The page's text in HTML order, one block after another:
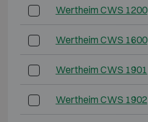
Wertheim CWS 1200
Wertheim CWS 1600
Wertheim CWS 1901
Wertheim CWS 1902